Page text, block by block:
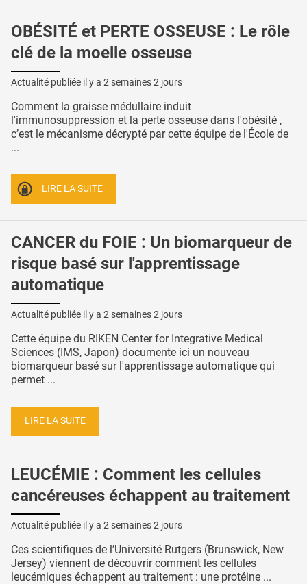
OBÉSITÉ et PERTE OSSEUSE : Le rôle
clé de la moelle osseuse
Actualité publiée il y a 2 semaines 2 jours
Comment la graisse médullaire induit
l'immunosuppression et la perte osseuse dans l'obésité ,
c’est le mécanisme décrypté par cette équipe de l'École de
...
LIRE LA SUITE
CANCER du FOIE : Un biomarqueur de
risque basé sur l'apprentissage
automatique
Actualité publiée il y a 2 semaines 2 jours
Cette équipe du RIKEN Center for Integrative Medical
Sciences (IMS, Japon) documente ici un nouveau
biomarqueur basé sur l'apprentissage automatique qui
permet ...
LIRE LA SUITE
LEUCÉMIE : Comment les cellules
cancéreuses échappent au traitement
Actualité publiée il y a 2 semaines 2 jours
Ces scientifiques de l’Université Rutgers (Brunswick, New
Jersey) viennent de découvrir comment les cellules
leucémiques échappent au traitement : une protéine ...